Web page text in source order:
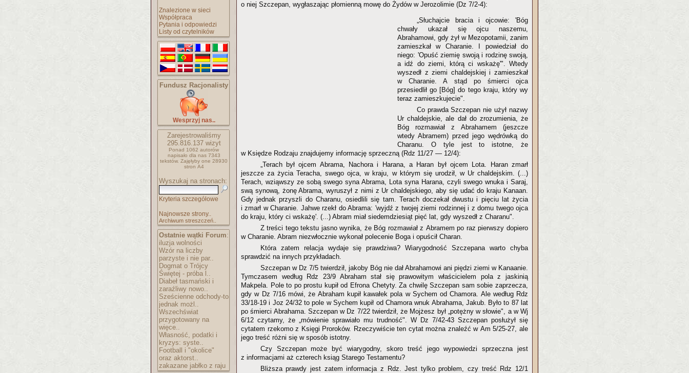
Znalezione w sieci
Współpraca
Pytania i odpowiedzi
Listy od czytelników
Fundusz Racjonalisty
Wesprzyj nas..
Zarejestrowaliśmy
295.816.137wizyt
Ponad 1062 autorów
napisało dla nas 7343
tekstów. Zajęłyby one 28930
stron A4
Wyszukaj na stronach:
Kryteria szczegółowe
Najnowsze strony..
Archiwum streszczeń..
Ostatnie wątki Forum:
iluzja wolności
Wzór na liczby
parzyste i nie par..
Dogmat o Trójcy
Świętej - próba l..
Diabeł tasmański i
zaraźliwy nowo..
Sześcienne odchody-to
jednak możl..
Wszechświat
przygotowany na
więce..
Własność, podatki i
kryzys: syste..
Football i "okolice"
oraz aktorst..
zakazane jabłko z raju
o niej Szczepan, wygłaszając płomienną mowę do Żydów w Jerozolimie (Dz 7/2-4):
„Słuchajcie bracia i ojcowie: 'Bóg
chwały ukazał się ojcu naszemu,
Abrahamowi, gdy żył w Mezopotamii, zanim
zamieszkał w Charanie. I powiedział do
niego: 'Opuść ziemię swoją i rodzinę swoją,
a idź do ziemi, którą ci wskażę'". Wtedy
wyszedł z ziemi chaldejskiej i zamieszkał
w Charanie. A stąd po śmierci ojca
przesiedlił go [Bóg] do tego kraju, który wy
teraz zamieszkujecie".
Co prawda Szczepan nie użył nazwy
Ur chaldejskie, ale dał do zrozumienia, że
Bóg rozmawiał z Abrahamem (jeszcze
wtedy Abramem) przed jego wędrówką do
Charanu. O tyle jest to istotne, że
w Księdze Rodzaju znajdujemy informację sprzeczną (Rdz 11/27 — 12/4):
„Terach był ojcem Abrama, Nachora i Harana, a Haran był ojcem Lota. Haran zmarł
jeszcze za życia Teracha, swego ojca, w kraju, w którym się urodził, w Ur chaldejskim. (...)
Terach, wziąwszy ze sobą swego syna Abrama, Lota syna Harana, czyli swego wnuka i Saraj,
swą synową, żonę Abrama, wyruszył z nimi z Ur chaldejskiego, aby się udać do kraju Kanaan.
Gdy jednak przyszli do Charanu, osiedlili się tam. Terach doczekał dwustu i pięciu lat życia
i zmarł w Charanie. Jahwe rzekł do Abrama: 'wyjdź z twojej ziemi rodzinnej i z domu twego ojca
do kraju, który ci wskażę'. (...) Abram miał siedemdziesiąt pięć lat, gdy wyszedł z Charanu".
Z treści tego tekstu jasno wynika, że Bóg rozmawiał z Abramem po raz pierwszy dopiero
w Charanie. Abram niezwłocznie wykonał polecenie Boga i opuścił Charan.
Która zatem relacja wydaje się prawdziwa? Wiarygodność Szczepana warto chyba
sprawdzić na innych przykładach.
Szczepan w Dz 7/5 twierdził, jakoby Bóg nie dał Abrahamowi ani piędzi ziemi w Kanaanie.
Tymczasem według Rdz 23/9 Abraham stał się prawowitym właścicielem pola z jaskinią
Makpela. Pole to po prostu kupił od Efrona Chetyty. Za chwilę Szczepan sam sobie zaprzecza,
gdy w Dz 7/16 mówi, że Abraham kupił kawałek pola w Sychem od Chamora. Ale według Rdz
33/18-19 i Joz 24/32 to pole w Sychem kupił od Chamora wnuk Abrahama, Jakub. Było to 87 lat
po śmierci Abrahama. Szczepan w Dz 7/22 twierdził, że Mojżesz był „potężny w słowie", a w Wj
6/12 czytamy, że „mówienie sprawiało mu trudność". W Dz 7/42-43 Szczepan posłużył się
cytatem rzekomo z Księgi Proroków. Rzeczywiście ten cytat można znaleźć w Am 5/25-27, ale
jego treść różni się w sposób istotny.
Czy Szczepan może być wiarygodny, skoro treść jego wypowiedzi sprzeczna jest
z informacjami aż czterech ksiąg Starego Testamentu?
Bliższa prawdy jest zatem informacja z Rdz. Jest tylko problem, czy treść Rdz 12/1